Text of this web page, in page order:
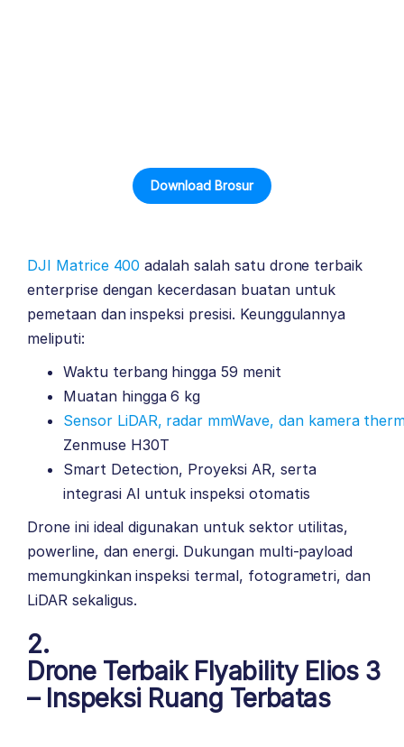
Download Brosur
DJI Matrice 400 adalah salah satu drone terbaik
enterprise dengan kecerdasan buatan untuk
pemetaan dan inspeksi presisi. Keunggulannya
meliputi:
Waktu terbang hingga 59 menit
Muatan hingga 6 kg
Sensor LiDAR, radar mmWave, dan kamera
Zenmuse H30T
Smart Detection, Proyeksi AR, serta
integrasi AI untuk inspeksi otomatis
Drone ini ideal digunakan untuk sektor utilitas,
powerline, dan energi. Dukungan multi-payload
memungkinkan inspeksi termal, fotogrametri, dan
LiDAR sekaligus.
2.
Drone Terbaik Flyability Elios 3
– Inspeksi Ruang Terbatas